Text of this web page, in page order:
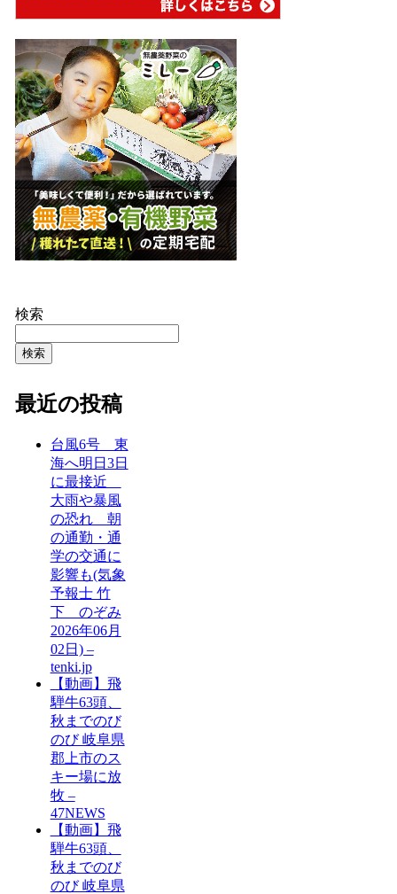
検索
検索
最近の投稿
台風6号 東
海へ明日3日
に最接近
大雨や暴風
の恐れ 朝
の通勤・通
学の交通に
影響も(気象
予報士 竹
下 のぞみ
2026年06月
02日) –
tenki.jp
【動画】飛
騨牛63頭、
秋までのび
のび 岐阜県
郡上市のス
キー場に放
牧 –
47NEWS
【動画】飛
騨牛63頭、
秋までのび
のび 岐阜県